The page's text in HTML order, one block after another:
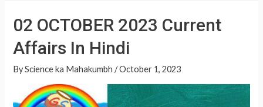
02 OCTOBER 2023 Current
Affairs In Hindi
ByScience ka Mahakumbh /October 1, 2023